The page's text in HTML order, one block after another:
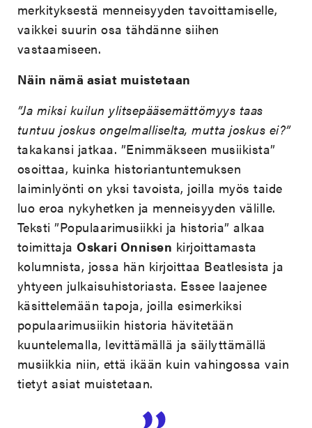
merkityksestä menneisyyden tavoittamiselle,
vaikkei suurin osa tähdänne siihen
vastaamiseen.
Näin nämä asiat muistetaan
”Ja miksi kuilun ylitsepääsemättömyys taas
tuntuu joskus ongelmalliselta, mutta joskus ei?”
takakansi jatkaa. ”Enimmäkseen musiikista”
osoittaa, kuinka historiantuntemuksen
laiminlyönti on yksi tavoista, joilla myös taide
luo eroa nykyhetken ja menneisyyden välille.
Teksti ”Populaarimusiikki ja historia” alkaa
toimittajaOskari Onnisen kirjoittamasta
kolumnista, jossa hän kirjoittaa Beatlesista ja
yhtyeen julkaisuhistoriasta. Essee laajenee
käsittelemään tapoja, joilla esimerkiksi
populaarimusiikin historia hävitetään
kuuntelemalla, levittämällä ja säilyttämällä
musiikkia niin, että ikään kuin vahingossa vain
tietyt asiat muistetaan.